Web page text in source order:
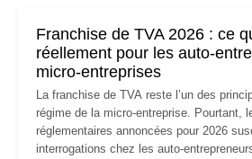
Franchise de TVA 2026 : ce
réellement pour les auto-
micro-entreprises
La franchise de TVA reste l’un des
régime de la micro-entreprise. Pourtant,
réglementaires annoncées pour 2026
interrogations chez les auto-